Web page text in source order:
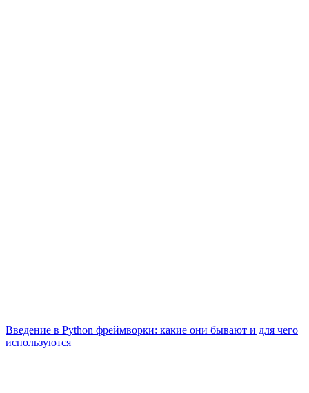
Введение в Python фреймворки: какие они бывают и для чего
используются